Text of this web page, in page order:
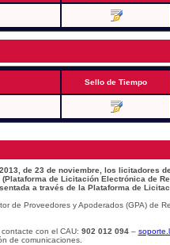
Sello de Tiempo
de 23 de noviembre, los licitadores
de Licitación Electrónica de
a través de la Plataforma de
de Proveedores y Apoderados (GPA) de
con el CAU: 902 012 094–
de comunicaciones.